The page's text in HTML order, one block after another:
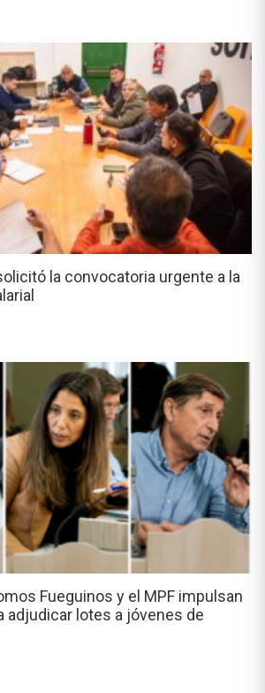
la convocatoria urgente a la
Fueguinos y el MPF impulsan
adjudicar lotes a jóvenes de